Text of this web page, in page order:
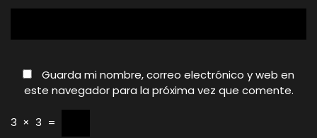
Guarda mi nombre, correo electrónico y web en
este navegador para la próxima vez que comente.
3 × 3 =